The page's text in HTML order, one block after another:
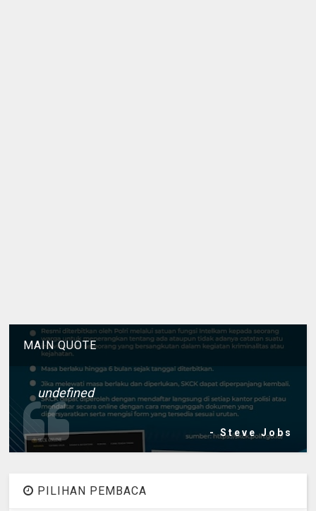
MAIN QUOTE
undefined
- Steve Jobs
PILIHAN PEMBACA